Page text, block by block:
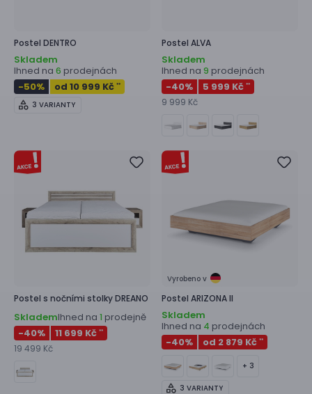
Postel DENTRO
Skladem
Ihned na 6 prodejnách
-50% od 10 999 Kč **
3 VARIANTY
Postel ALVA
Skladem
Ihned na 9 prodejnách
-40% 5 999 Kč **
9 999 Kč
Postel s nočními stolkyDREANO
SklademIhned na 1 prodejně
-40% 11 699 Kč **
19 499 Kč
Vyrobeno v
Postel ARIZONA II
Skladem
Ihned na 4 prodejnách
-40% od 2 879 Kč **
+ 3
3 VARIANTY